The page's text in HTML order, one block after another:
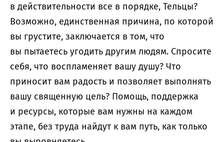
в действительности все в порядке, Тельцы?
Возможно, единственная причина, по которой
вы грустите, заключается в том, что
вы пытаетесь угодить другим людям. Спросите
себя, что воспламеняет вашу душу? Что
приносит вам радость и позволяет выполнять
вашу священную цель? Помощь, поддержка
и ресурсы, которые вам нужны на каждом
этапе, без труда найдут к вам путь, как только